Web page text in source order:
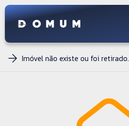
Imóvel não existe ou foi retirado.